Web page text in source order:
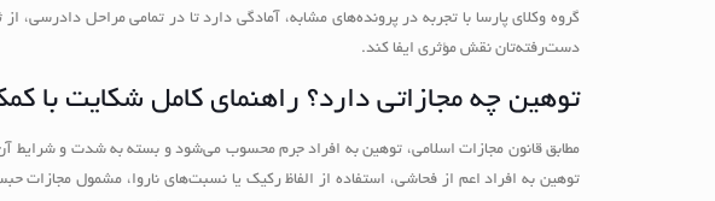
گروه وکلای پارسا با تجربه در پرونده‌های مشابه، آمادگی دارد تا در تمامی مراحل
دست‌رفته‌تان نقش مؤثری ایفا کند.
توهین چه مجازاتی دارد؟ راهنمای کامل شکایت با
توهین به افراد اعم از فحاشی، استفاده از الفاظ رکیک یا نسبت‌های ناروا، مشمول